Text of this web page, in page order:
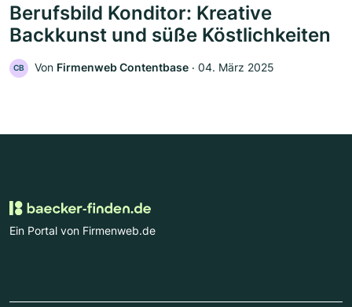
Berufsbild Konditor: Kreative
Backkunst und süße Köstlichkeiten
CB Von Firmenweb Contentbase ‧ 04. März 2025
Ein Portal von Firmenweb.de